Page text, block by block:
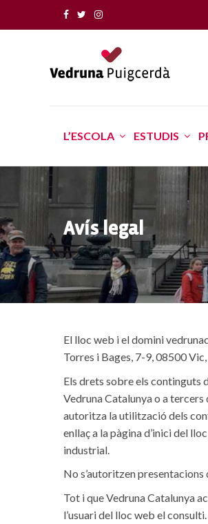
L’ESCOLA ESTUDIS
Avís legal
El lloc web i el domini
Torres i Bages, 7-9, 08500
Els drets sobre els continguts
Vedruna Catalunya o a
autoritza la utilització dels
enllaç a la pàgina d’inici del
industrial.
No s’autoritzen
Tot i que Vedruna Catalunya
l’usuari del lloc web el